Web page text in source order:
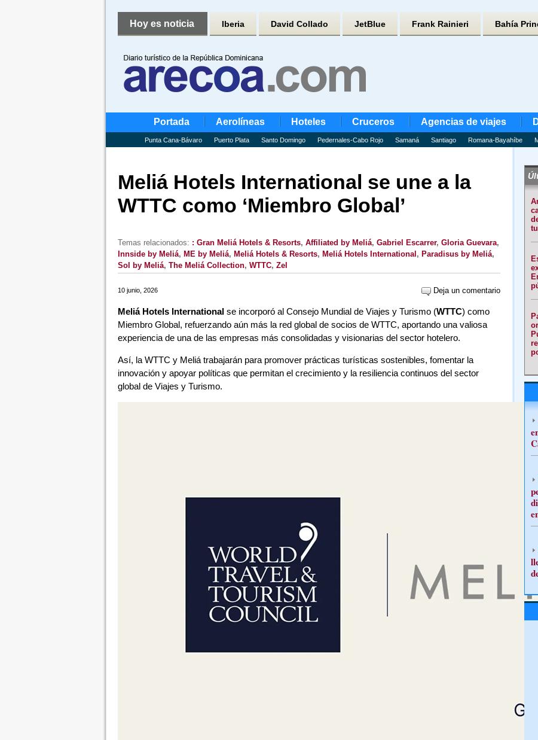
Hoy es noticia Iberia David Collado JetBlue Frank Rainieri Bahía
Portada Aerolíneas Hoteles Cruceros Agencias de viajes
Punta Cana-Bávaro Puerto Plata Santo Domingo Pedernales-Cabo Rojo Samaná Santiago Romana-Bayahíbe
Meliá Hotels International se une a la
WTTC como ‘Miembro Global’
Temas relacionados: : Gran Meliá Hotels & Resorts, Affiliated by Meliá, Gabriel Escarrer, Gloria Guevara,
Innside by Meliá, ME by Meliá, Meliá Hotels & Resorts, Meliá Hotels International , Paradisus by Meliá,
Sol by Meliá, The Meliá Collection, WTTC, Zel
10 junio, 2026 Deja un comentario
Meliá Hotels Internationalse incorporó al Consejo Mundial de Viajes y Turismo (WTTC) como
Miembro Global, refuerzando aún más la red global de socios de WTTC, aportando una valiosa
experiencia de una de las empresas más consolidadas y visionarias del sector hotelero.
Así, la WTTC y Meliá trabajarán para promover prácticas turísticas sostenibles, fomentar la
innovación y apoyar políticas que permitan el crecimiento y la resiliencia continuos del sector
global de Viajes y Turismo.